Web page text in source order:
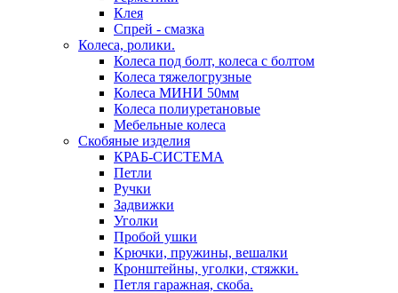
Клея
Спрей - смазка
Колеса, ролики.
Колеса под болт, колеса с болтом
Колеса тяжелогрузные
Колеса МИНИ 50мм
Колеса полиуретановые
Мебельные колеса
Скобяные изделия
КРАБ-СИСТЕМА
Петли
Ручки
Задвижки
Уголки
Пробой ушки
Kрючки, пружины, вешалки
Кронштейны, уголки, стяжки.
Петля гаражная, скоба.